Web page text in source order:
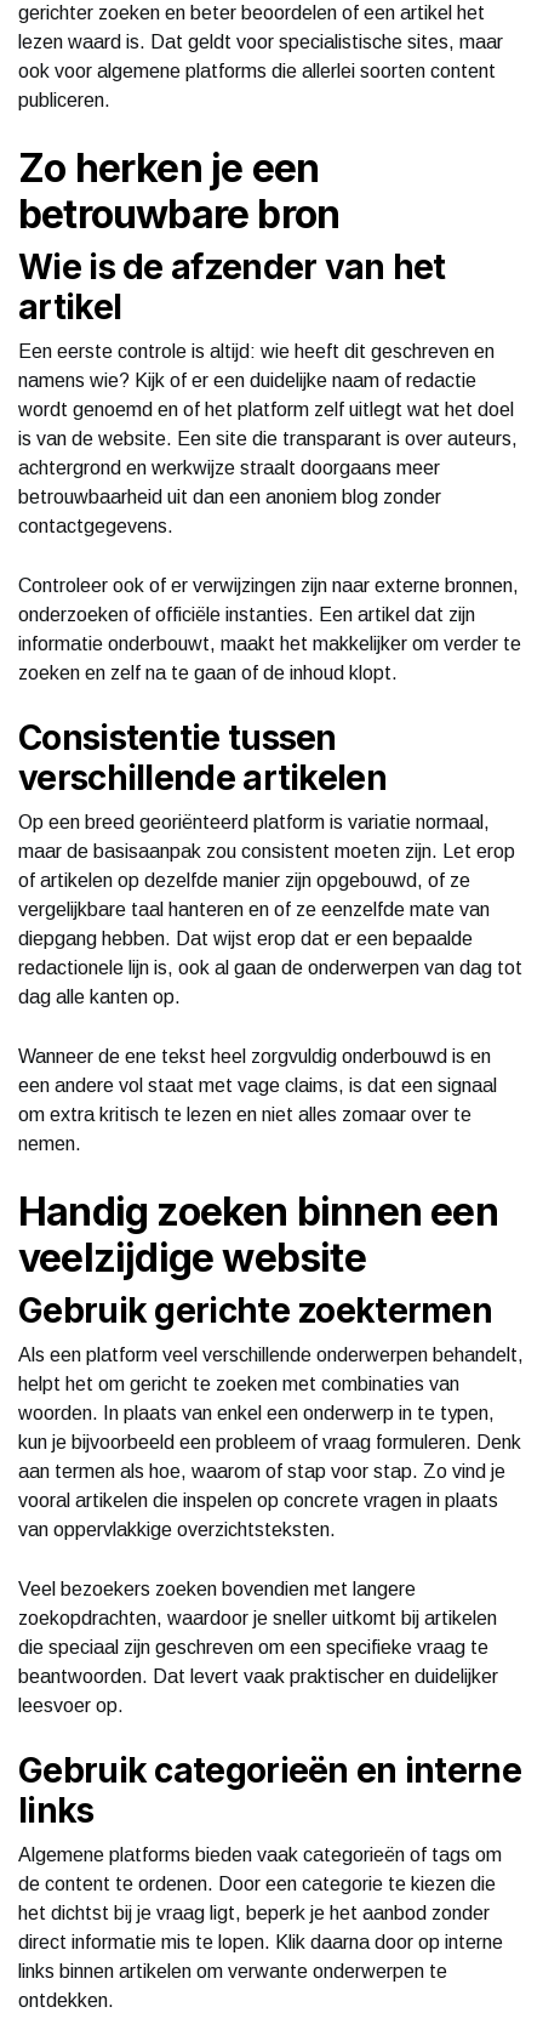
gerichter zoeken en beter beoordelen of een artikel het
lezen waard is. Dat geldt voor specialistische sites, maar
ook voor algemene platforms die allerlei soorten content
publiceren.
Zo herken je een
betrouwbare bron
Wie is de afzender van het
artikel
Een eerste controle is altijd: wie heeft dit geschreven en
namens wie? Kijk of er een duidelijke naam of redactie
wordt genoemd en of het platform zelf uitlegt wat het doel
is van de website. Een site die transparant is over auteurs,
achtergrond en werkwijze straalt doorgaans meer
betrouwbaarheid uit dan een anoniem blog zonder
contactgegevens.
Controleer ook of er verwijzingen zijn naar externe bronnen,
onderzoeken of officiële instanties. Een artikel dat zijn
informatie onderbouwt, maakt het makkelijker om verder te
zoeken en zelf na te gaan of de inhoud klopt.
Consistentie tussen
verschillende artikelen
Op een breed georiënteerd platform is variatie normaal,
maar de basisaanpak zou consistent moeten zijn. Let erop
of artikelen op dezelfde manier zijn opgebouwd, of ze
vergelijkbare taal hanteren en of ze eenzelfde mate van
diepgang hebben. Dat wijst erop dat er een bepaalde
redactionele lijn is, ook al gaan de onderwerpen van dag tot
dag alle kanten op.
Wanneer de ene tekst heel zorgvuldig onderbouwd is en
een andere vol staat met vage claims, is dat een signaal
om extra kritisch te lezen en niet alles zomaar over te
nemen.
Handig zoeken binnen een
veelzijdige website
Gebruik gerichte zoektermen
Als een platform veel verschillende onderwerpen behandelt,
helpt het om gericht te zoeken met combinaties van
woorden. In plaats van enkel een onderwerp in te typen,
kun je bijvoorbeeld een probleem of vraag formuleren. Denk
aan termen als hoe, waarom of stap voor stap. Zo vind je
vooral artikelen die inspelen op concrete vragen in plaats
van oppervlakkige overzichtsteksten.
Veel bezoekers zoeken bovendien met langere
zoekopdrachten, waardoor je sneller uitkomt bij artikelen
die speciaal zijn geschreven om een specifieke vraag te
beantwoorden. Dat levert vaak praktischer en duidelijker
leesvoer op.
Gebruik categorieën en interne
links
Algemene platforms bieden vaak categorieën of tags om
de content te ordenen. Door een categorie te kiezen die
het dichtst bij je vraag ligt, beperk je het aanbod zonder
direct informatie mis te lopen. Klik daarna door op interne
links binnen artikelen om verwante onderwerpen te
ontdekken.